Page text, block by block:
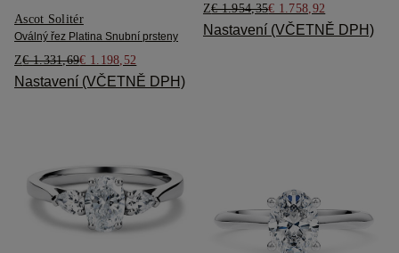
Ascot Solitér
Oválný řez Platina Snubní prsteny
Z€ 1.331,69€ 1.198,52
Nastavení (VČETNĚ DPH)
Z€ 1.954,35€ 1.758,92
Nastavení (VČETNĚ DPH)